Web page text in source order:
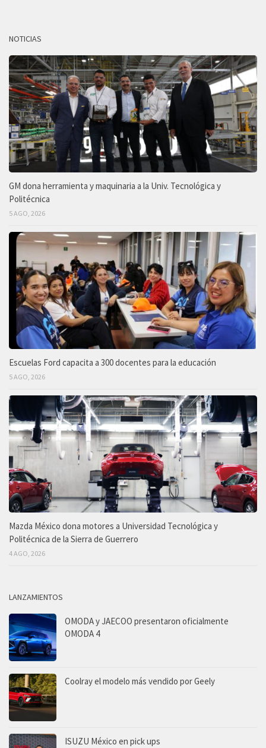
NOTICIAS
GM dona herramienta y maquinaria a la Univ. Tecnológica y
Politécnica
5 AGO, 2026
Escuelas Ford capacita a 300 docentes para la educación
5 AGO, 2026
Mazda México dona motores a Universidad Tecnológica y
Politécnica de la Sierra de Guerrero
4 AGO, 2026
LANZAMIENTOS
OMODA y JAECOO presentaron oficialmente
OMODA 4
Coolray el modelo más vendido por Geely
ISUZU México en pick ups